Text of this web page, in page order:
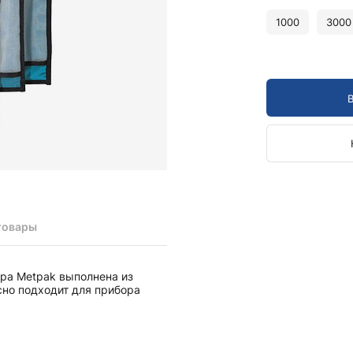
Камертоны и наборы
Камертоны
Наборы камертонов
Медицинские светильники
Пульсоксиметры ri-fox N
Термометры и аксессуары
Metpak выполнена из
подходит для прибора
1000 3000